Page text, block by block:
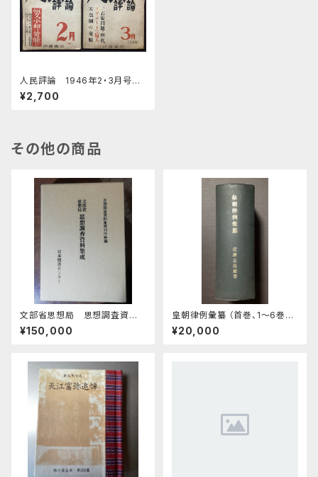
人民評論 1946年2・3月号
計2冊
¥2,700
その他の商品
文部省思想局 思想調査資料
集成 全28巻
¥150,000
皇朝律例彙纂 （首巻、1～6巻計
7冊合本）
¥20,000